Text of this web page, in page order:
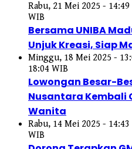
Rabu, 21 Mei 2025 - 14:49
WIB
Bersama UNIBA
Unjuk Kreasi, Siap
Minggu, 18 Mei 2025 -
18:04 WIB
Lowongan Besar-
Nusantara Kembali
Wanita
Rabu, 14 Mei 2025 - 14:43
WIB